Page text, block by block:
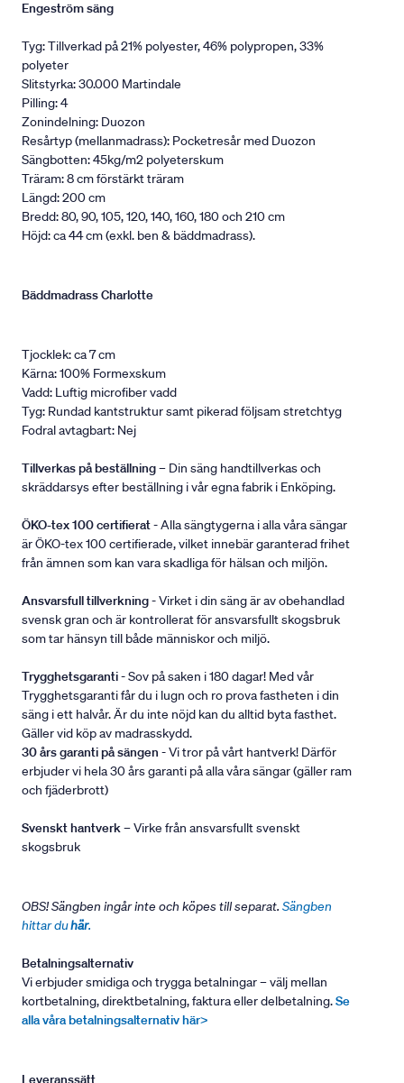
Engeström säng
Tyg: Tillverkad på 21% polyester, 46% polypropen, 33%
polyeter
Slitstyrka: 30.000 Martindale
Pilling: 4
Zonindelning: Duozon
Resårtyp (mellanmadrass): Pocketresår med Duozon
Sängbotten: 45kg/m2 polyeterskum
Träram: 8 cm förstärkt träram
Längd: 200 cm
Bredd: 80, 90, 105, 120, 140, 160, 180 och 210 cm
Höjd: ca 44 cm (exkl. ben & bäddmadrass).
Bäddmadrass Charlotte
Tjocklek: ca 7 cm
Kärna: 100% Formexskum
Vadd: Luftig microfiber vadd
Tyg: Rundad kantstruktur samt pikerad följsam stretchtyg
Fodral avtagbart: Nej
Tillverkas på beställning– Din säng handtillverkas och
skräddarsys efter beställning i vår egna fabrik i Enköping.
ÖKO-tex 100 certifierat- Alla sängtygerna i alla våra sängar
är ÖKO-tex 100 certifierade, vilket innebär garanterad frihet
från ämnen som kan vara skadliga för hälsan och miljön.
Ansvarsfull tillverkning- Virket i din säng är av obehandlad
svensk gran och är kontrollerat för ansvarsfullt skogsbruk
som tar hänsyn till både människor och miljö.
Trygghetsgaranti- Sov på saken i 180 dagar! Med vår
Trygghetsgaranti får du i lugn och ro prova fastheten i din
säng i ett halvår. Är du inte nöjd kan du alltid byta fasthet.
Gäller vid köp av madrasskydd.
30 års garanti på sängen - Vi tror på vårt hantverk! Därför
erbjuder vi hela 30 års garanti på alla våra sängar (gäller ram
och fjäderbrott)
Svenskt hantverk– Virke från ansvarsfullt svenskt
skogsbruk
OBS! Sängben ingår inte och köpes till separat. Sängben
hittar duhär.
Betalningsalternativ
Vi erbjuder smidiga och trygga betalningar – välj mellan
kortbetalning, direktbetalning, faktura eller delbetalning.Se
alla våra betalningsalternativ här>
Leveranssätt